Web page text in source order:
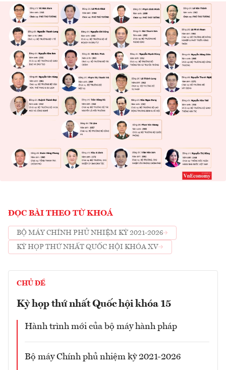
ĐỌC BÀI THEO TỪ KHOÁ
BỘ MÁY CHÍNH PHỦ NHIỆM KỲ 2021-2026
KỲ HỌP THỨ NHẤT QUỐC HỘI KHÓA XV
CHỦ ĐỀ
Kỳ họp thứ nhất Quốc hội khóa 15
Hành trình mới của bộ máy hành pháp
Bộ máy Chính phủ nhiệm kỳ 2021-2026